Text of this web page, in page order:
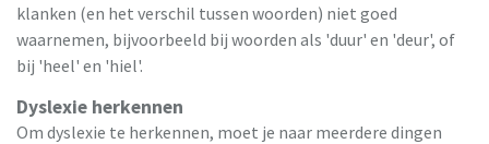
klanken (en het verschil tussen woorden) niet goed
waarnemen, bijvoorbeeld bij woorden als 'duur' en 'deur', of
bij 'heel' en 'hiel'.
Dyslexie herkennen
Om dyslexie te herkennen, moet je naar meerdere dingen